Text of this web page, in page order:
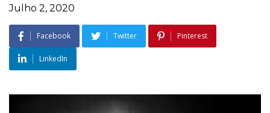
Julho 2, 2020
Facebook Twitter Pinterest
LinkedIn